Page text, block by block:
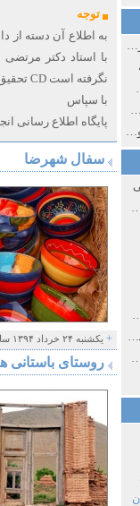
شناسایی و معرفی اولین‌های شهر مشهد
اصفهان
گزارش نقد کتاب تاریخ شفاهی و جایگاه آن در تاریخ نگاری معاصر ایران ۱۳۸۵-۱۳۵۸
جلسه معارفه پروفسور مرتضی نورائی در دپارتمان شرق‌شناسی دانشگاه صوفیا، بلغارستان
به عنوان عاملی در تفسیر تاریخ سیاسی ایران جدید
در گردشگری اصفهان
تاریخ اجتماعی اصفهان در دهه چهل و پنجاه از نگاه طنز نوروز جمشاد
ایران عصر صفوی و قاجار
توجه
به اطلاع آن دسته از
با استاد دکتر
نگرفته است CD تحقیق که حاوی فایل Word مطلب شما می‌باشد را در اسرع وقت به دفتر ایشان تحویل دهید.
با سپاس
پایگاه اطلاع رسانی
سفال شهرضا
+ یکشنبه ۲۴ خرداد ۱۳۹۴ ساعت ۱۵:۴۳
روستای باستانی